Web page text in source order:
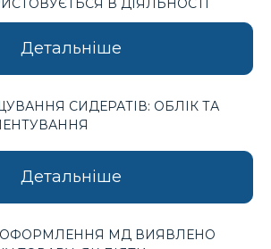
В ДІЯЛЬНОСТІ
Детальніше
СИДЕРАТІВ: ОБЛІК ТА
Детальніше
ОФОРМЛЕННЯ МД ВИЯВЛЕНО